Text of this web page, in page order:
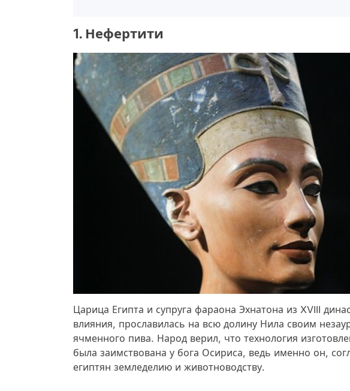
1. Нефертити
Царица Египта и супруга фараона Эхнатона из XVIII
влияния, прославилась на всю долину Нила своим
ячменного пива. Народ верил, что технология
была заимствована у бога Осириса, ведь именно он,
египтян земледелию и животноводству.